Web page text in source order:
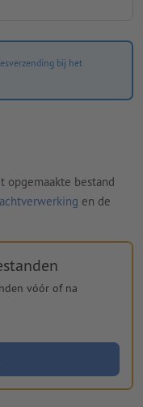
bij het
bestand
en de
vóór of na